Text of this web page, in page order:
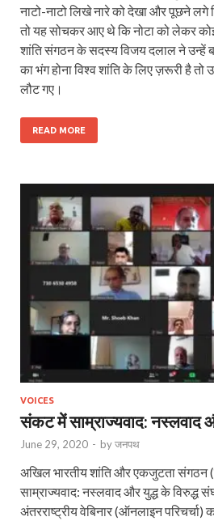
नाटो-नाटो लिखे नारे को देखा और पूछने लगे
तो यह सोचकर आए थे कि नोटा को लेकर
शांति संगठन के सदस्य विजय दलाल ने उन्हें
का भंग होना विश्व शांति के लिए ज़रूरी है तो
लौट गए।
READ MORE
VOICES
संकट में साम्राज्यवाद: नस्लवाद
June 29, 2020 - byजनपथ
अखिल भारतीय शांति और एकजुटता संगठन
साम्राज्यवाद: नस्लवाद और युद्ध के विरुद्ध
अंतरराष्ट्रीय वेबिनार (ऑनलाइन परिचर्चा)